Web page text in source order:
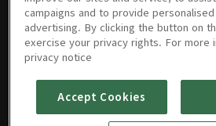
468회
04/03/2026 • 20분
467회 466회 465회
campaigns and to provide
advertising. By clicking the button on
exercise your privacy rights. For more
privacy notice
Accept Cookies